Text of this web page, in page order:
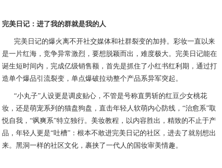
完美日记：进了我的群就是我的人
完美日记的爆火离不开社交媒体和社群裂变的加持。彩妆一直以来
是一片红海，竞争异常激烈，要想脱颖而出，难度极大。完美日记能在
诞生短时间内，完成亿级销售额，首先是抓住了小红书红利期，通过打
造单个爆品引流裂变，单点爆破拉动整个产品系异军突起。
“小丸子”人设更是调皮贴心，不管是号称直男斩的红豆少女桃花
妆，还是萌宠系列的猫盘狗盘，直击年轻人软萌内心防线，“治愈系”取
悦自我，“飒爽系”特立独行。美妆教程，以内容胜出，精致的不止于产
品，年轻人更是“吐槽”：根本不敢进完美日记的社区，进去了就别想出
来。黑洞一样的社区文化，裹挟了一代人的国妆审美情趣。